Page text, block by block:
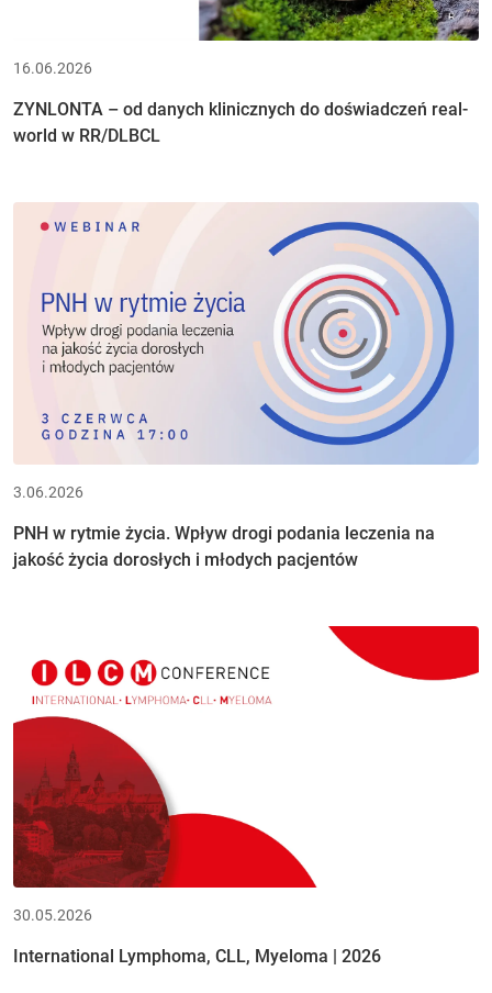
16.06.2026
ZYNLONTA – od danych klinicznych do doświadczeń real-
world w RR/DLBCL
3.06.2026
PNH w rytmie życia. Wpływ drogi podania leczenia na
jakość życia dorosłych i młodych pacjentów
30.05.2026
International Lymphoma, CLL, Myeloma | 2026